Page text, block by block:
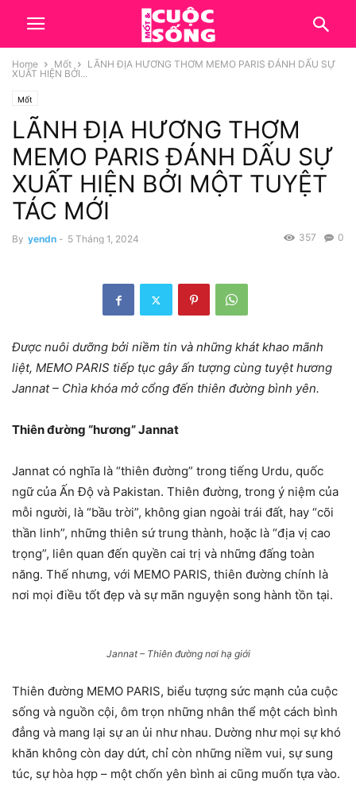
Home Mốt
LÃNH ĐỊA HƯƠNG THƠM MEMO PARIS ĐÁNH DẤU SỰ
XUẤT HIỆN BỞI...
Mốt
LÃNH ĐỊA HƯƠNG THƠM
MEMO PARIS ĐÁNH DẤU SỰ
XUẤT HIỆN BỞI MỘT TUYỆT
TÁC MỚI
By yendn - 5 Tháng 1, 2024 0
357
Được nuôi dưỡng bởi niềm tin và những khát khao mãnh
liệt, MEMO PARIS tiếp tục gây ấn tượng cùng tuyệt hương
Jannat – Chìa khóa mở cổng đến thiên đường bình yên.
Thiên đường “hương” Jannat
Jannat có nghĩa là “thiên đường” trong tiếng Urdu, quốc
ngữ của Ấn Độ và Pakistan. Thiên đường, trong ý niệm của
mỗi người, là “bầu trời”, không gian ngoài trái đất, hay “cõi
thần linh”, những thiên sứ trung thành, hoặc là “địa vị cao
trọng”, liên quan đến quyền cai trị và những đấng toàn
năng. Thế nhưng, với MEMO PARIS, thiên đường chính là
nơi mọi điều tốt đẹp và sự mãn nguyện song hành tồn tại.
Jannat – Thiên đường nơi hạ giới
Thiên đường MEMO PARIS, biểu tượng sức mạnh của cuộc
sống và nguồn cội, ôm trọn những nhân thể một cách bình
đẳng và mang lại sự an ủi như nhau. Dường như mọi sự khó
khăn không còn day dứt, chỉ còn những niềm vui, sự sung
túc, sự hòa hợp – một chốn yên bình ai cũng muốn tựa vào.